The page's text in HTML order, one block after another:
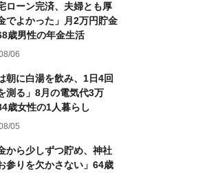
ローン完済、夫婦とも厚
でよかった」月2万円貯金
歳男性の年金生活
06
朝に白湯を飲み、1日4回
測る」8月の電気代3万
歳女性の1人暮らし
05
から少しずつ貯め、神社
参りを欠かさない」64歳